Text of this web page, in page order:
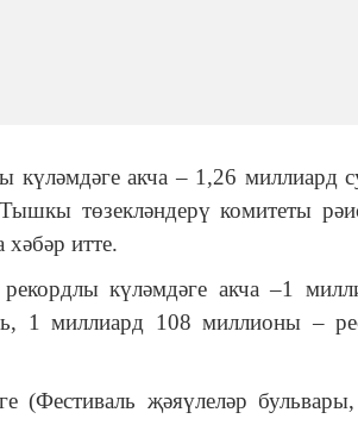
күләмдәге акча – 1,26 миллиард
төзекләндерү комитеты
итте.
рекордлы күләмдәге акча–1
1 миллиард 108 миллионы–
(Фестиваль җәяүлеләр